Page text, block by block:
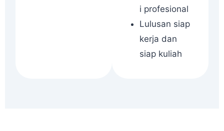
i profesional
Lulusan siap
kerja dan
siap kuliah